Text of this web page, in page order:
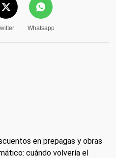
Whatsapp
en prepagas y obras
cuándo volvería el